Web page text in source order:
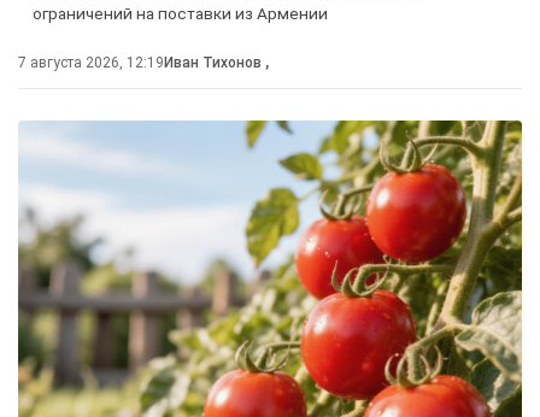
ограничений на поставки из Армении
7 августа 2026, 12:19 Иван Тихонов ,